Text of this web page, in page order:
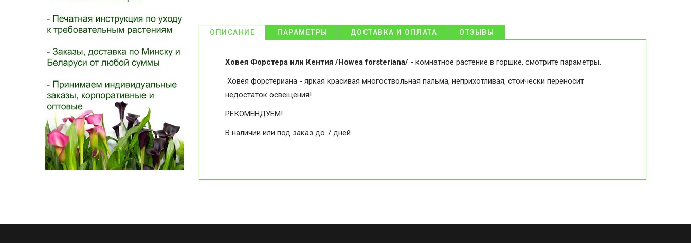
ОПИСАНИЕ ПАРАМЕТРЫ ДОСТАВКА И ОПЛАТА ОТЗЫВЫ
Ховея Форстера или Кентия /Howea forsteriana/ - комнатное растение в горшке, смотрите параметры.
Ховея форстериана - яркая красивая многоствольная пальма, неприхотливая, стоически переносит
недостаток освещения!
РЕКОМЕНДУЕМ!
В наличии или под заказ до 7 дней.